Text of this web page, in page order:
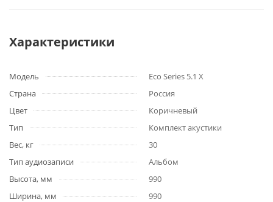
Характеристики
Модель
Eco Series 5.1 X
Страна
Россия
Цвет
Коричневый
Тип
Комплект акустики
Вес, кг
30
Тип аудиозаписи
Альбом
Высота, мм
990
Ширина, мм
990